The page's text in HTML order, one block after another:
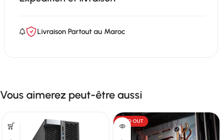
Livraison Partout au Maroc
Vous aimerez peut-être aussi
SOLD OUT